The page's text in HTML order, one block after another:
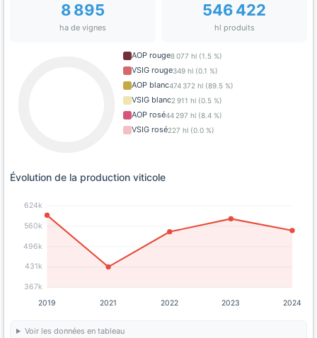
8 895
ha de vignes
546 422
hl produits
AOP rouge8 077 hl (1.5 %)
VSIG rouge349 hl (0.1 %)
AOP blanc474 372 hl (89.5 %)
VSIG blanc2 911 hl (0.5 %)
AOP rosé44 297 hl (8.4 %)
VSIG rosé227 hl (0.0 %)
Évolution de la production viticole
367k
431k
496k
560k
624k
2019 2021 2022 2023 2024
Voir les données en tableau